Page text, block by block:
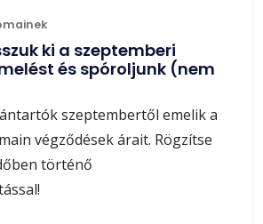
ki a szeptemberi
és spóroljunk (nem
szeptembertől emelik a
végződések árait. Rögzítse
történő